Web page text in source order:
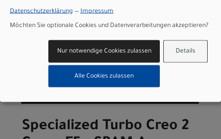
Art.Nr. 98126-5252
Farbe: Gloss Dolomite Metallic / Dark Navy Metallic
Grossartikel)
4.899,00 EUR
Specialized Turbo Creo 2
sind wie bei uns in der Europäischen Union.
Datenschutzerklärung — Impressum
Möchten Sie optionale Cookies und Datenverarbeitungen akzeptieren?
Details
Nur notwendige Cookies zulassen
Alle Cookies zulassen